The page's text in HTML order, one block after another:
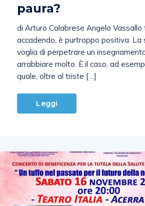
paura?
di Arturo Calabrese Angelo
accadendo, è purtroppo positiva. La
voglia di perpetrare un
arrabbiare molto. È il caso, ad
quale, oltre al triste […]
Leggi